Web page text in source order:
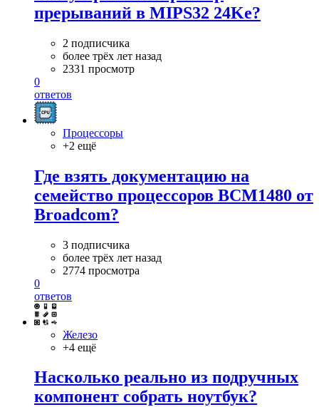
прерываний в MIPS32 24Ke?
2 подписчика
более трёх лет назад
2331 просмотр
0
ответов
Процессоры
+2 ещё
Где взять документацию на
семейство процессоров BCM1480 от
Broadcom?
3 подписчика
более трёх лет назад
2774 просмотра
0
ответов
Железо
+4 ещё
Насколько реально из подручных
компонент собрать ноутбук?